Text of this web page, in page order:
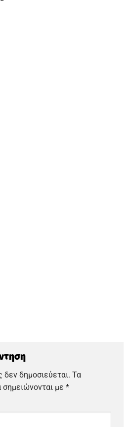
δημοσιεύεται. Τα
με *